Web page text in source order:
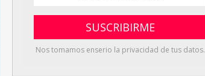
Nos tomamos enserio la privacidad de tus datos.